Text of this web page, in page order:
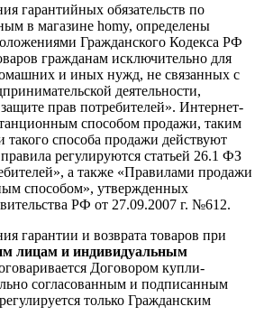
гарантийных обязательств по
в магазине homy, определены
Гражданского Кодекса РФ
гражданам исключительно для
и иных нужд, не связанных с
деятельности,
прав потребителей». Интернет-
способом продажи, таким
способа продажи действуют
регулируются статьей 26.1 ФЗ
а также «Правилами продажи
способом», утвержденных
РФ от 27.09.2007 г. №612.
гарантии и возврата товаров при
лицам и индивидуальным
Договором купли-
согласованным и подписанным
только Гражданским